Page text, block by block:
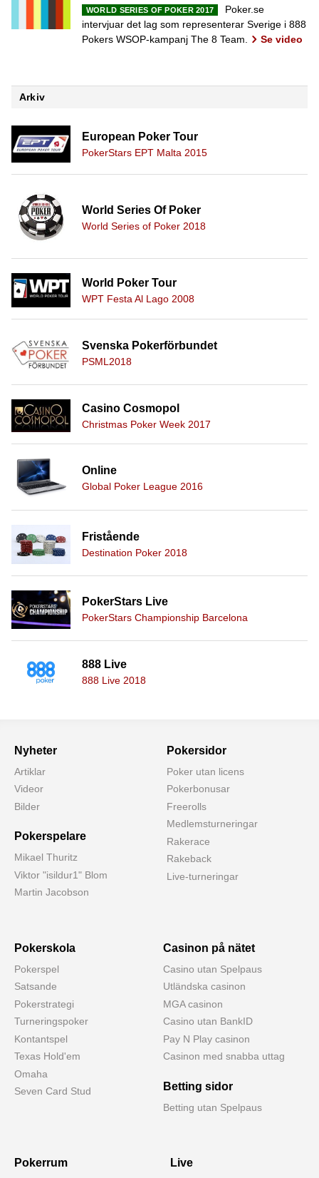
WORLD SERIES OF POKER 2017
Poker.se
intervjuar det lag som representerar Sverige i 888
Pokers WSOP-kampanj The 8 Team.
Se video
Arkiv
European Poker Tour
PokerStars EPT Malta 2015
World Series Of Poker
World Series of Poker 2018
World Poker Tour
WPT Festa Al Lago 2008
Svenska Pokerförbundet
PSML2018
Casino Cosmopol
Christmas Poker Week 2017
Online
Global Poker League 2016
Fristående
Destination Poker 2018
PokerStars Live
PokerStars Championship Barcelona
888 Live
888 Live 2018
Nyheter
Artiklar
Videor
Bilder
Pokerspelare
Mikael Thuritz
Viktor "isildur1" Blom
Martin Jacobson
Pokersidor
Poker utan licens
Pokerbonusar
Freerolls
Medlemsturneringar
Rakerace
Rakeback
Live-turneringar
Pokerskola
Pokerspel
Satsande
Pokerstrategi
Turneringspoker
Kontantspel
Texas Hold'em
Omaha
Seven Card Stud
Casinon på nätet
Casino utan Spelpaus
Utländska casinon
MGA casinon
Casino utan BankID
Pay N Play casinon
Casinon med snabba uttag
Betting sidor
Betting utan Spelpaus
Pokerrum Live